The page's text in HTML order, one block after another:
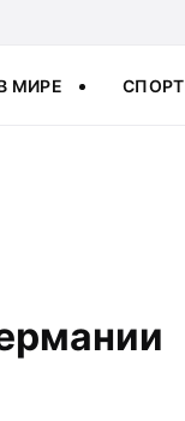
МИРЕ СПОРТ